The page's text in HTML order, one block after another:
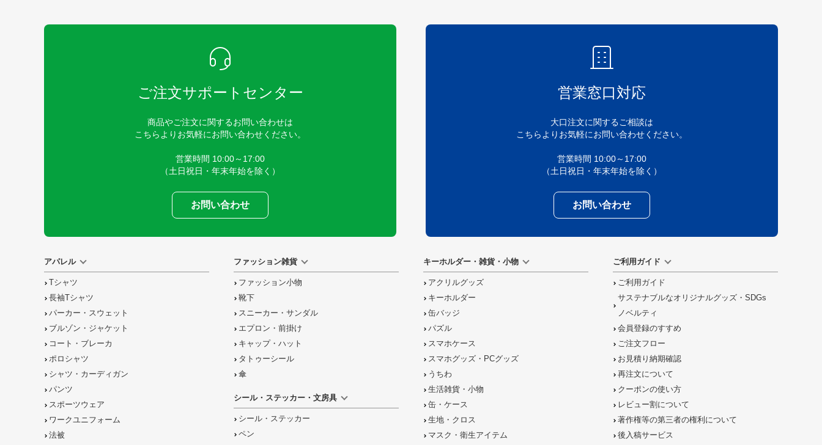
ご注文サポートセンター
商品やご注文に関するお問い合わせは
こちらよりお気軽にお問い合わせください。
営業時間 10:00～17:00
（土日祝日・年末年始を除く）
お問い合わせ
営業窓口対応
大口注文に関するご相談は
こちらよりお気軽にお問い合わせください。
営業時間 10:00～17:00
（土日祝日・年末年始を除く）
お問い合わせ
アパレル
Tシャツ
長袖Tシャツ
パーカー・スウェット
ブルゾン・ジャケット
コート・ブレーカ
ポロシャツ
シャツ・カーディガン
パンツ
スポーツウェア
ワークユニフォーム
法被
ファッション雑貨
ファッション小物
靴下
スニーカー・サンダル
エプロン・前掛け
キャップ・ハット
タトゥーシール
傘
シール・ステッカー・文房具
シール・ステッカー
ペン
キーホルダー・雑貨・小物
アクリルグッズ
キーホルダー
缶バッジ
パズル
スマホケース
スマホグッズ・PCグッズ
うちわ
生活雑貨・小物
缶・ケース
生地・クロス
マスク・衛生アイテム
ご利用ガイド
ご利用ガイド
サステナブルなオリジナルグッズ・SDGs
ノベルティ
会員登録のすすめ
ご注文フロー
お見積り納期確認
再注文について
クーポンの使い方
レビュー割について
著作権等の第三者の権利について
後入稿サービス